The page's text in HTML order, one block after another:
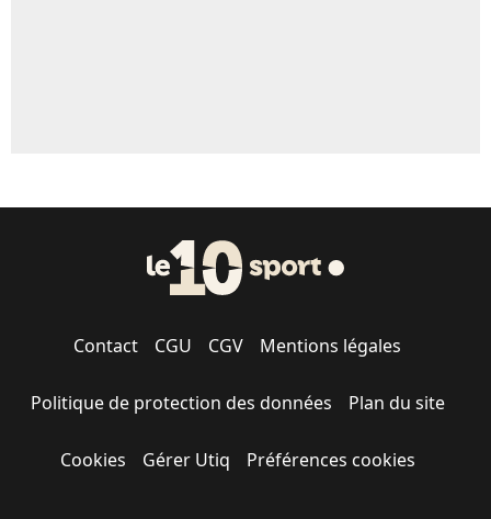
Contact CGU CGV Mentions légales
Politique de protection des données Plan du site
Cookies Gérer Utiq Préférences cookies